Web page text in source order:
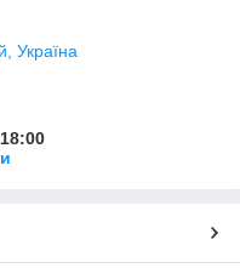
Україна